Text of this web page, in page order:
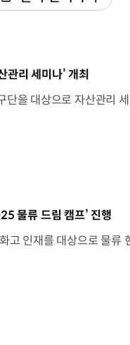
관리 세미나’ 개최
물류 드림 캠프’ 진행